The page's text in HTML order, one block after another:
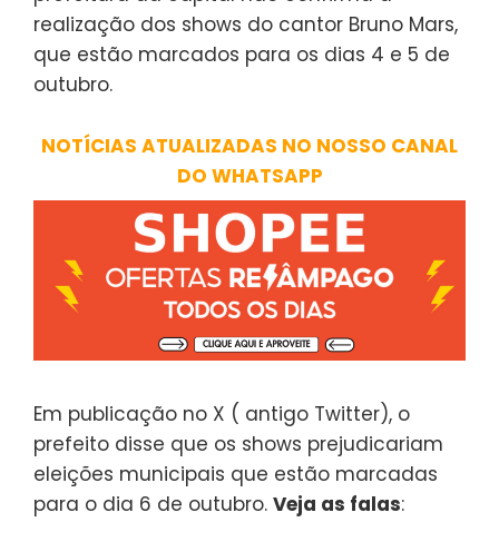
realização dos shows do cantor Bruno Mars,
que estão marcados para os dias 4 e 5 de
outubro.
NOTÍCIAS ATUALIZADAS NO NOSSO CANAL
DO WHATSAPP
Em publicação no X ( antigo Twitter), o
prefeito disse que os shows prejudicariam
eleições municipais que estão marcadas
para o dia 6 de outubro. Veja as falas: